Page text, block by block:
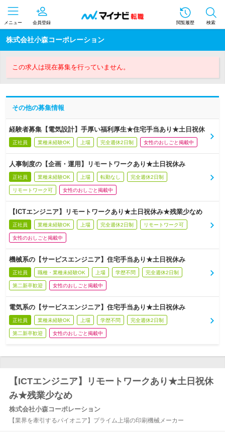
メニュー 会員登録 閲覧履歴 検索
株式会社小森コーポレーション
この求人は現在募集を行っていません。
その他の募集情報
経験者募集【電気設計】手厚い福利厚生★住宅手当あり★土日祝休
正社員 業種未経験OK 上場 完全週休2日制 女性のおしごと掲載中
人事制度の【企画・運用】リモートワークあり★土日祝休み
正社員 業種未経験OK 上場 転勤なし 完全週休2日制
リモートワーク可 女性のおしごと掲載中
【ICTエンジニア】リモートワークあり★土日祝休み★残業少なめ
正社員 業種未経験OK 上場 完全週休2日制 リモートワーク可
女性のおしごと掲載中
機械系の【サービスエンジニア】住宅手当あり★土日祝休み
正社員 職種・業種未経験OK 上場 学歴不問 完全週休2日制
第二新卒歓迎 女性のおしごと掲載中
電気系の【サービスエンジニア】住宅手当あり★土日祝休み
正社員 業種未経験OK 上場 学歴不問 完全週休2日制
第二新卒歓迎 女性のおしごと掲載中
【ICTエンジニア】リモートワークあり★土日祝休
み★残業少なめ
株式会社小森コーポレーション
【業界を牽引するパイオニア】プライム上場の印刷機械メーカー